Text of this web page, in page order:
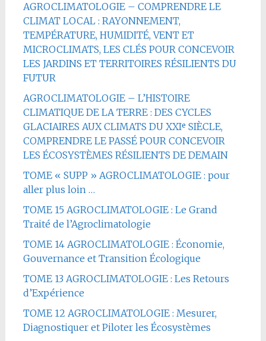
AGROCLIMATOLOGIE – COMPRENDRE LE
CLIMAT LOCAL : RAYONNEMENT,
TEMPÉRATURE, HUMIDITÉ, VENT ET
MICROCLIMATS, LES CLÉS POUR CONCEVOIR
LES JARDINS ET TERRITOIRES RÉSILIENTS DU
FUTUR
AGROCLIMATOLOGIE – L’HISTOIRE
CLIMATIQUE DE LA TERRE : DES CYCLES
GLACIAIRES AUX CLIMATS DU XXIᵉ SIÈCLE,
COMPRENDRE LE PASSÉ POUR CONCEVOIR
LES ÉCOSYSTÈMES RÉSILIENTS DE DEMAIN
TOME « SUPP » AGROCLIMATOLOGIE : pour
aller plus loin …
TOME 15 AGROCLIMATOLOGIE : Le Grand
Traité de l’Agroclimatologie
TOME 14 AGROCLIMATOLOGIE : Économie,
Gouvernance et Transition Écologique
TOME 13 AGROCLIMATOLOGIE : Les Retours
d’Expérience
TOME 12 AGROCLIMATOLOGIE : Mesurer,
Diagnostiquer et Piloter les Écosystèmes